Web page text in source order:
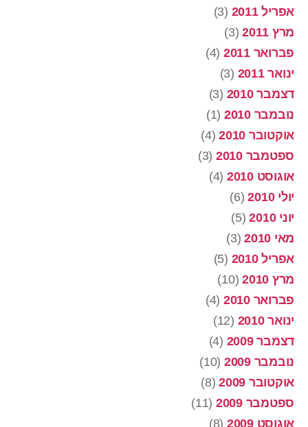
אפריל 2011
(3)
מרץ 2011
(3)
פברואר 2011
(4)
ינואר 2011
(3)
דצמבר 2010
(3)
נובמבר 2010
(1)
אוקטובר 2010
(4)
ספטמבר 2010
(3)
אוגוסט 2010
(4)
יולי 2010
(6)
יוני 2010
(5)
מאי 2010
(3)
אפריל 2010
(5)
מרץ 2010
(10)
פברואר 2010
(4)
ינואר 2010
(12)
דצמבר 2009
(4)
נובמבר 2009
(10)
אוקטובר 2009
(8)
ספטמבר 2009
(11)
אוגוסט 2009
(8)